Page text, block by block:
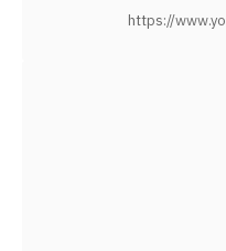
https://